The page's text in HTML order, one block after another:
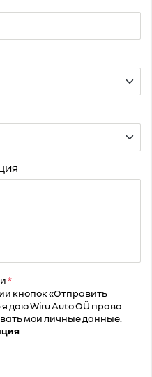
кнопок «Отправить
даю Wiru Auto OÜ право
мои личные данные.